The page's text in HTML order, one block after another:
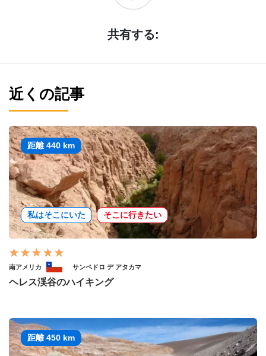
共有する:
近くの記事
距離 440 km
私はそこにいた そこに行きたい
南アメリカ サンペドロ デ アタカマ
ヘレス渓谷のハイキング
距離 450 km